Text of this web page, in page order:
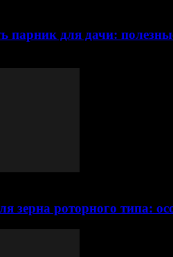
парник для дачи:
зерна роторного типа: